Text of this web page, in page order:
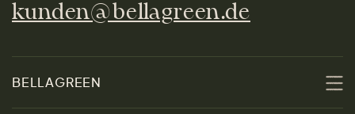
kunden@bellagreen.de
BELLAGREEN